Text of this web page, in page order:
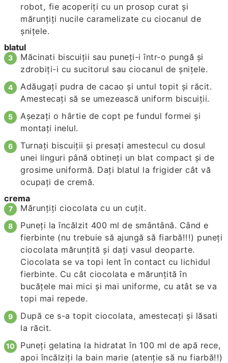
robot, fie acoperiţi cu un prosop curat şi
mărunţiţi nucile caramelizate cu ciocanul de
şniţele.
blatul
Măcinati biscuiţii sau puneţi-i într-o pungă şi
zdrobiţi-i cu sucitorul sau ciocanul de şniţele.
Adăugaţi pudra de cacao şi untul topit şi răcit.
Amestecaţi să se umezească uniform biscuiţii.
Aşezaţi o hârtie de copt pe fundul formei şi
montaţi inelul.
Turnaţi biscuiţii şi presaţi amestecul cu dosul
unei linguri până obtineţi un blat compact şi de
grosime uniformă. Daţi blatul la frigider cât vă
ocupaţi de cremă.
crema
Mărunţiţi ciocolata cu un cuţit.
Puneţi la încălzit 400 ml de smântână. Când e
fierbinte (nu trebuie să ajungă să fiarbă!!!) puneţi
ciocolata mărunţită şi daţi vasul deoparte.
Ciocolata se va topi lent în contact cu lichidul
fierbinte. Cu cât ciocolata e mărunţită în
bucăţele mai mici şi mai uniforme, cu atât se va
topi mai repede.
După ce s-a topit ciocolata, amestecaţi şi lăsati
la răcit.
Puneţi gelatina la hidratat în 100 ml de apă rece,
apoi încălziţi la bain marie (atenţie să nu fiarbă!!)